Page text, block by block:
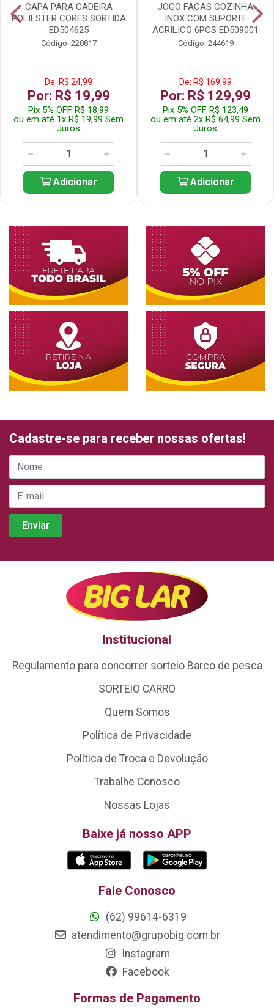
CAPA PARA CADEIRA
POLIESTER CORES SORTIDA
ED504625
Código: 228817
De: R$ 24,99
Por: R$ 19,99
Pix 5% OFF R$ 18,99
ou em até 1x R$ 19,99 Sem
Juros
Adicionar
JOGO FACAS COZINHA
INOX COM SUPORTE
ACRILICO 6PCS ED509001
Código: 244619
De: R$ 169,99
Por: R$ 129,99
Pix 5% OFF R$ 123,49
ou em até 2x R$ 64,99 Sem
Juros
Adicionar
Cadastre-se para receber nossas ofertas!
Institucional
Regulamento para concorrer sorteio Barco de pesca
SORTEIO CARRO
Quem Somos
Política de Privacidade
Política de Troca e Devolução
Trabalhe Conosco
Nossas Lojas
Baixe já nosso APP
Fale Conosco
(62) 99614-6319
atendimento@grupobig.com.br
Instagram
Facebook
Formas de Pagamento